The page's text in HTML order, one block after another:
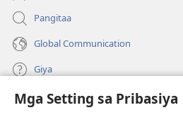
Mga Setting sa Pribasiya
Pangitaa
Global Communication
Giya
Donasyon
(mo-